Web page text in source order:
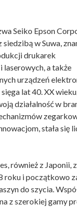
Seiko Epson
w Suwa,
drukarek
laserowych, a także
urządzeń
lat 40. XX
działalność w
stała się
również z Japonii,
roku i początkowo
do szycia.
z szerokiej gamy